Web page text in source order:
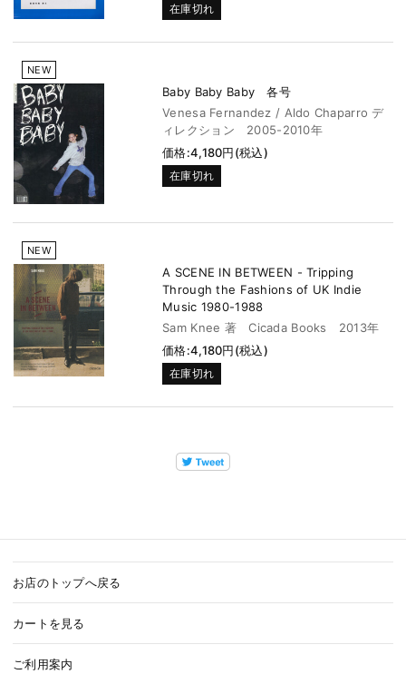
在庫切れ
NEW
Baby Baby Baby 各号
Venesa Fernandez / Aldo Chaparro デ
ィレクション 2005-2010年
価格:4,180円(税込)
在庫切れ
NEW
A SCENE IN BETWEEN - Tripping
Through the Fashions of UK Indie
Music 1980-1988
Sam Knee 著 Cicada Books 2013年
価格:4,180円(税込)
在庫切れ
お店のトップへ戻る
カートを見る
ご利用案内